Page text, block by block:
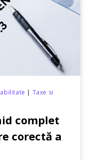
| Taxe si
complet
corectă a